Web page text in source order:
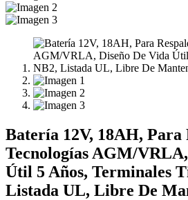
Batería 12V, 18AH, Para
Tecnologías AGM/
Útil 5 Años, Terminales
Listada UL, Libre De